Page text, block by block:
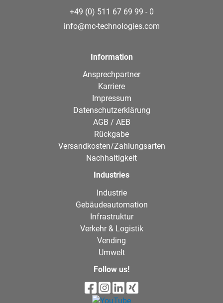
+49 (0) 511 67 69 99 - 0
info@mc-technologies.com
Information
Ansprechpartner
Karriere
Impressum
Datenschutzerklärung
AGB / AEB
Rückgabe
Versandkosten/Zahlungsarten
Nachhaltigkeit
Industries
Industrie
Gebäudeautomation
Infrastruktur
Verkehr & Logistik
Vending
Umwelt
Follow us!